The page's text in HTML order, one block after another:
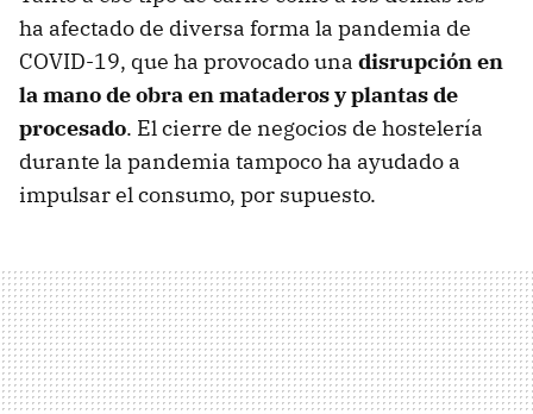
ha afectado de diversa forma la pandemia de
COVID-19, que ha provocado una disrupción en
la mano de obra en mataderos y plantas de
procesado. El cierre de negocios de hostelería
durante la pandemia tampoco ha ayudado a
impulsar el consumo, por supuesto.